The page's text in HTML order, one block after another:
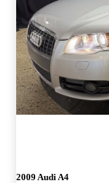
2009 Audi A4